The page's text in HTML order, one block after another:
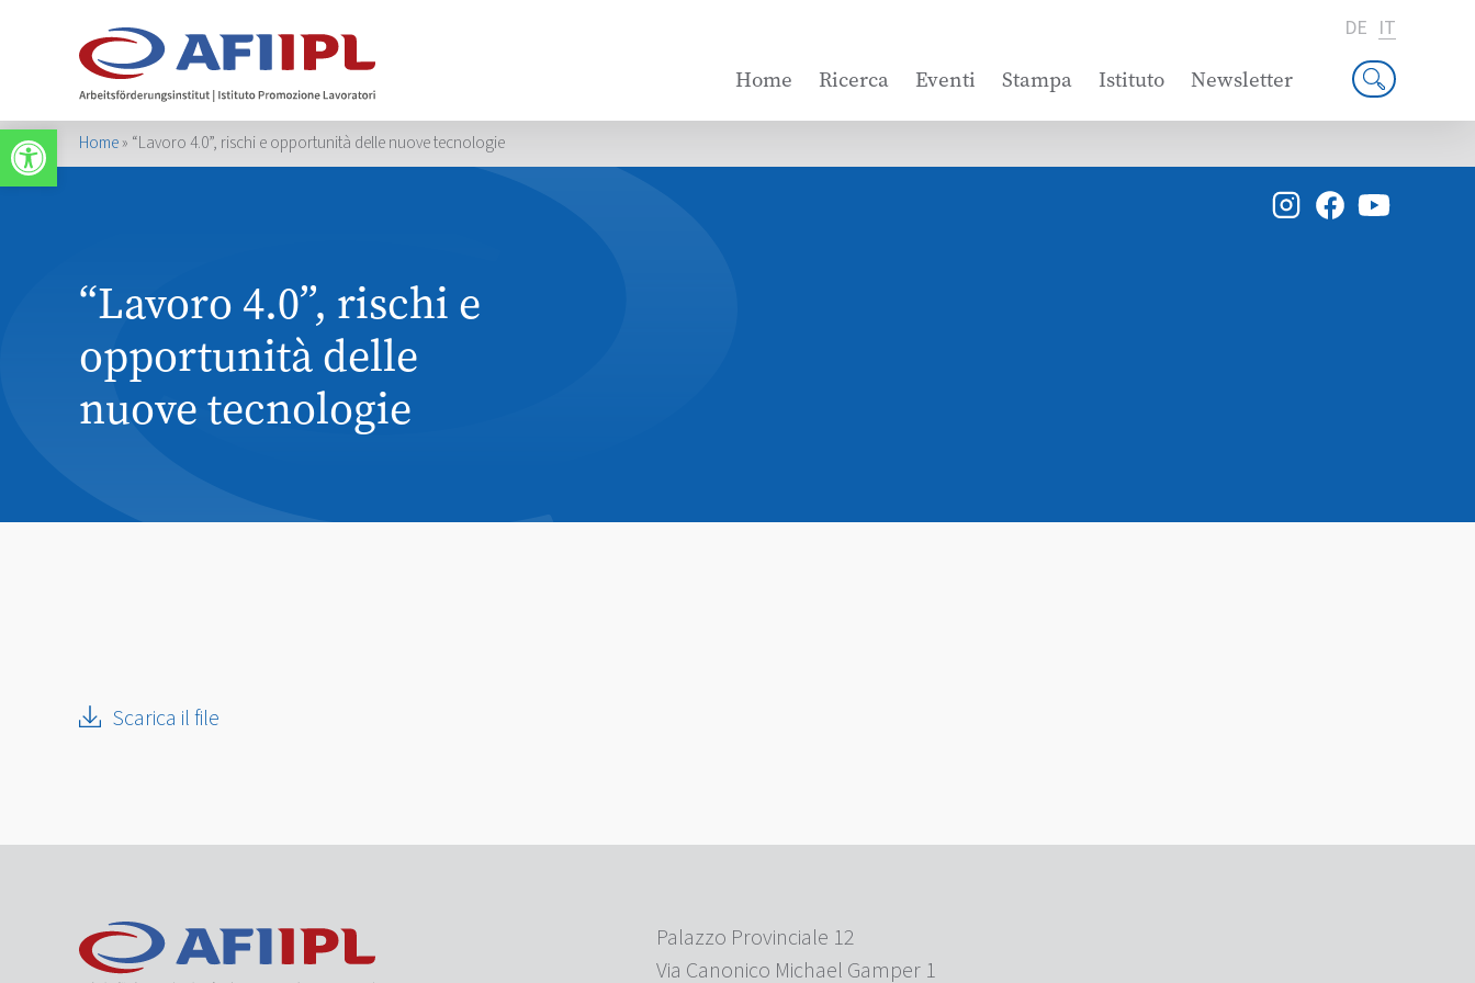
Apri la barra degli strumenti
Home Ricerca Eventi Stampa Istituto Newsletter
DE IT
Home» “Lavoro 4.0”, rischi e opportunità delle nuove tecnologie
“Lavoro 4.0”, rischi e
opportunità delle
nuove tecnologie
Scarica il file
Palazzo Provinciale 12
Via Canonico Michael Gamper 1